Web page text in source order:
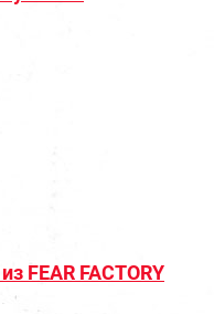
FEAR FACTORY